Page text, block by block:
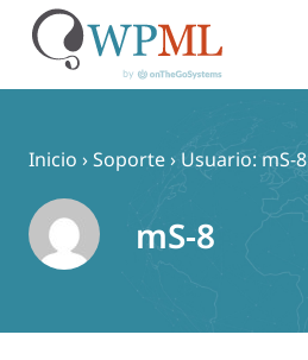
contenido
Inicio ›Soporte› Usuario: mS-8
mS-8